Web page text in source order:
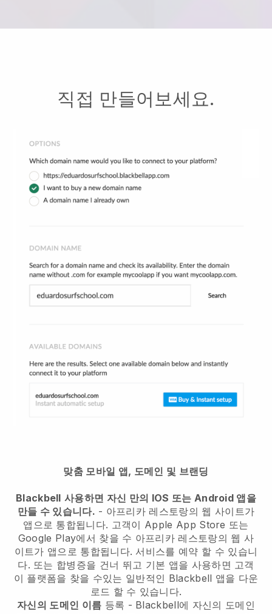
직접 만들어보세요.
맞춤 모바일 앱, 도메인 및 브랜딩
Blackbell 사용하면 자신 만의 IOS 또는 Android 앱을
만들 수 있습니다. - 아프리카 레스토랑의 웹 사이트가
앱으로 통합됩니다. 고객이 Apple App Store 또는
Google Play에서 찾을 수 아프리카 레스토랑의 웹 사
이트가 앱으로 통합됩니다. 서비스를 예약 할 수 있습니
다. 또는 합병증을 건너 뛰고 기본 앱을 사용하면 고객
이 플랫폼을 찾을 수있는 일반적인 Blackbell 앱을 다운
로드 할 수 있습니다.
자신의 도메인 이름 등록 - Blackbell에 자신의 도메인